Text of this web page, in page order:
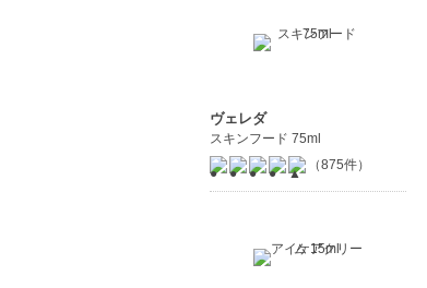
ヴェレダ
スキンフード 75ml
（875件）